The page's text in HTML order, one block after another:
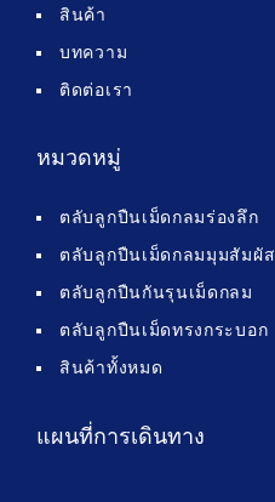
สินค้า
บทความ
ติดต่อเรา
หมวดหมู่
ตลับลูกปืนเม็ดกลมร่องลึก
ตลับลูกปืนเม็ดกลมมุมสัมผัส
ตลับลูกปืนกันรุนเม็ดกลม
ตลับลูกปืนเม็ดทรงกระบอก
สินค้าทั้งหมด
แผนที่การเดินทาง